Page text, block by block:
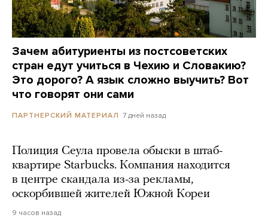
Зачем абитуриенты из постсоветских
стран едут учиться в Чехию и Словакию?
Это дорого? А язык сложно выучить? Вот
что говорят они сами
ПАРТНЕРСКИЙ МАТЕРИАЛ 7 дней назад
Полиция Сеула провела обыски в штаб-
квартире Starbucks. Компания находится
в центре скандала из-за рекламы,
оскорбившей жителей Южной Кореи
9 часов назад